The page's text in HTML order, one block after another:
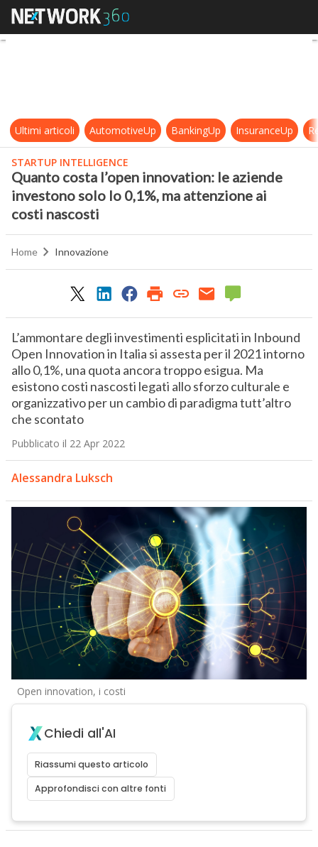
Quanto costa l’open innovation:
Ultimi articoli AutomotiveUp BankingUp InsuranceUp
STARTUP INTELLIGENCE
Quanto costa l’open innovation: le aziende
investono solo lo 0,1%, ma attenzione ai
costi nascosti
Home Innovazione
L’ammontare degli investimenti esplicitati in Inbound
Open Innovation in Italia si assesta per il 2021 intorno
allo 0,1%, una quota ancora troppo esigua. Ma
esistono costi nascosti legati allo sforzo culturale e
organizzativo per un cambio di paradigma tutt’altro
che scontato
Pubblicato il 22 Apr 2022
Alessandra Luksch
Open innovation, i costi
Chiedi all'AI
Riassumi questo articolo
Approfondisci con altre fonti